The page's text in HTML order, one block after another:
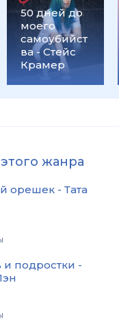
50 дней до
моего
самоубийст
ва - Стейс
Крамер
жанра
орешек - Тата
подростки -